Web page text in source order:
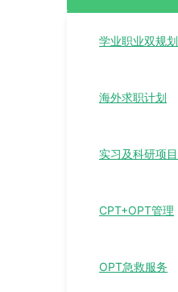
学业职业双规划
海外求职计划
实习及科研项目
CPT+OPT管理
OPT急救服务